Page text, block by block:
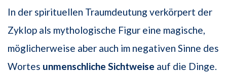
In der spirituellen Traumdeutung verkörpert der
Zyklop als mythologische Figur eine magische,
möglicherweise aber auch im negativen Sinne des
Wortes unmenschliche Sichtweise auf die Dinge.